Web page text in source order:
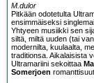
M.dulor
Pitkään odotetulta
ensimmäiseksi
Yhtyeen musiikki sen
siltä, miltä uuden (tai
modernilta, kuulaalta,
traditionsa. Aikalaisista
Ultramariini sekoittaa
Somerjoen